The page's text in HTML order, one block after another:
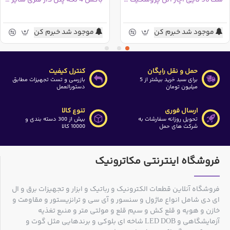
موجود شد خبرم کن موجود شد خبرم کن
حمل و نقل رایگان
برای سبد خرید بیشتر از 5
میلیون تومان
کنترل کیفیت
بازرسی و تست تجهیزات مطابق
دستورالعمل
ارسال فوری
تحویل روزانه سفارشات به
شرکت های حمل
تنوع کالا
بیش از 300 دسته بندی و
10000 کالا
فروشگاه اینترنتی مکاترونیک
فروشگاه آنلاین قطعات الکترونیک و رباتیک و ابزار و تجهیزات برق و ال
ای دی شامل انواع ماژول و سنسور و آی سی و ترانزیستور و مقاومت و
خازن و هویه و قلع کش و سیم قلع و مولتی متر و منبع تغذیه
آزمایشگاهی و LED DOB شاخه ای بلوکی و برندهایی مثل گوت و